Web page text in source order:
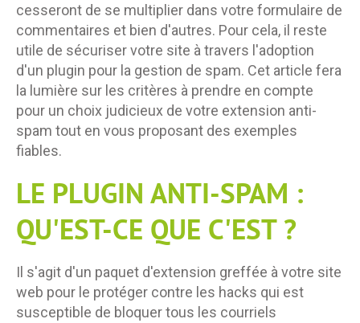
cesseront de se multiplier dans votre formulaire de
commentaires et bien d'autres. Pour cela, il reste
utile de sécuriser votre site à travers l'adoption
d'un plugin pour la gestion de spam. Cet article fera
la lumière sur les critères à prendre en compte
pour un choix judicieux de votre extension anti-
spam tout en vous proposant des exemples
fiables.
LE PLUGIN ANTI-SPAM :
QU'EST-CE QUE C'EST ?
Il s'agit d'un paquet d'extension greffée à votre site
web pour le protéger contre les hacks qui est
susceptible de bloquer tous les courriels